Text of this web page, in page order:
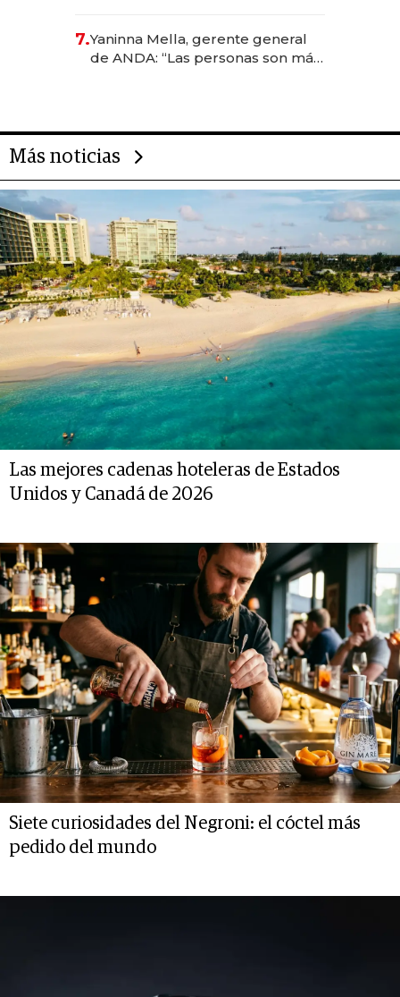
7.Yaninna Mella, gerente general
de ANDA: “Las personas son más
Más noticias
Las mejores cadenas hoteleras de Estados
Unidos y Canadá de 2026
Siete curiosidades del Negroni: el cóctel más
pedido del mundo